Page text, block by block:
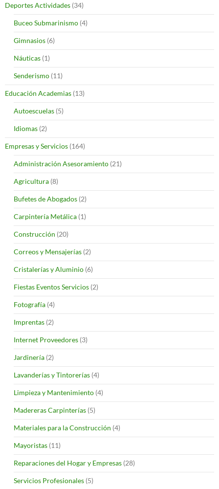
Deportes Actividades (34)
Buceo Submarinismo (4)
Gimnasios (6)
Náuticas (1)
Senderismo (11)
Educación Academias (13)
Autoescuelas (5)
Idiomas (2)
Empresas y Servicios (164)
Administración Asesoramiento (21)
Agricultura (8)
Bufetes de Abogados (2)
Carpintería Metálica (1)
Construcción (20)
Correos y Mensajerías (2)
Cristalerías y Aluminio (6)
Fiestas Eventos Servicios (2)
Fotografía (4)
Imprentas (2)
Internet Proveedores (3)
Jardinería (2)
Lavanderías y Tintorerías (4)
Limpieza y Mantenimiento (4)
Madereras Carpinterías (5)
Materiales para la Construcción (4)
Mayoristas (11)
Reparaciones del Hogar y Empresas (28)
Servicios Profesionales (5)